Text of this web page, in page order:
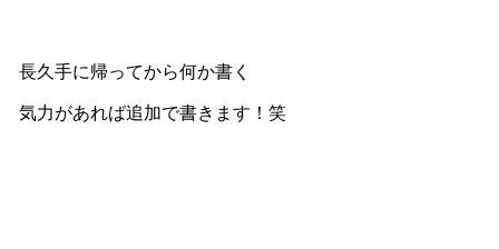
長久手に帰ってから何か書く
気力があれば追加で書きます！笑